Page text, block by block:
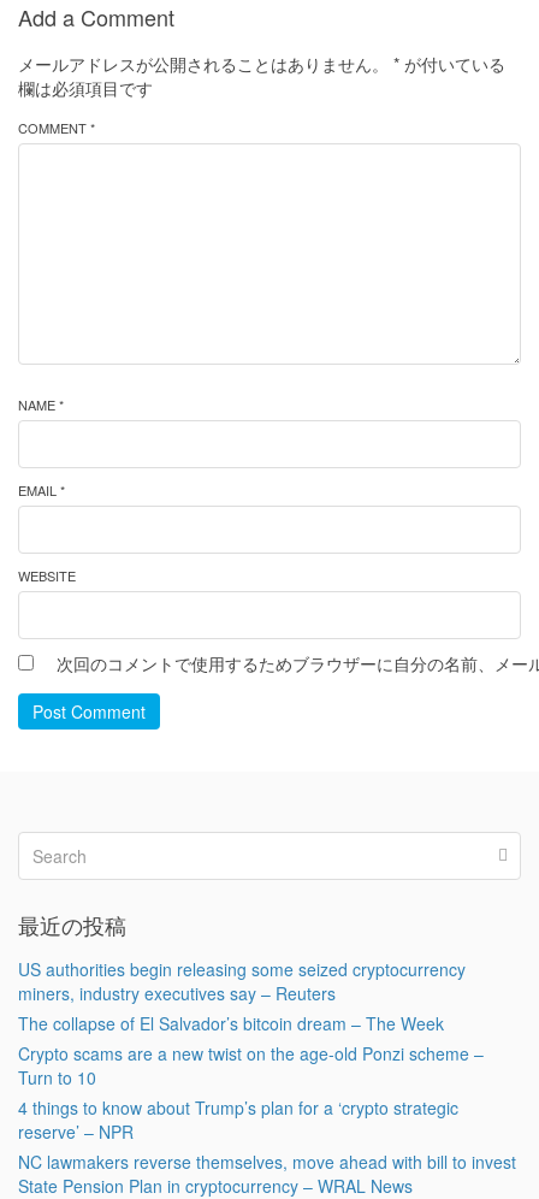
Add a Comment
メールアドレスが公開されることはありません。 * が付いている
欄は必須項目です
COMMENT *
NAME *
EMAIL *
WEBSITE
次回のコメントで使用するためブラウザーに自分の名前、メー
Post Comment
最近の投稿
US authorities begin releasing some seized cryptocurrency
miners, industry executives say – Reuters
The collapse of El Salvador’s bitcoin dream – The Week
Crypto scams are a new twist on the age-old Ponzi scheme –
Turn to 10
4 things to know about Trump’s plan for a ‘crypto strategic
reserve’ – NPR
NC lawmakers reverse themselves, move ahead with bill to invest
State Pension Plan in cryptocurrency – WRAL News